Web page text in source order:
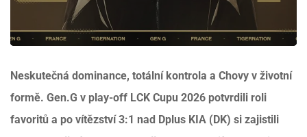
Neskutečná dominance, totální kontrola a Chovy v životní
formě. Gen.G v play-off LCK Cupu 2026 potvrdili roli
favoritů a po vítězství 3:1 nad Dplus KIA (DK) si zajistili